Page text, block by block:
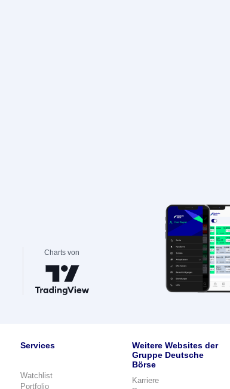
Charts von
Services
Watchlist
Portfolio
Weitere Websites der
Gruppe Deutsche
Börse
Karriere